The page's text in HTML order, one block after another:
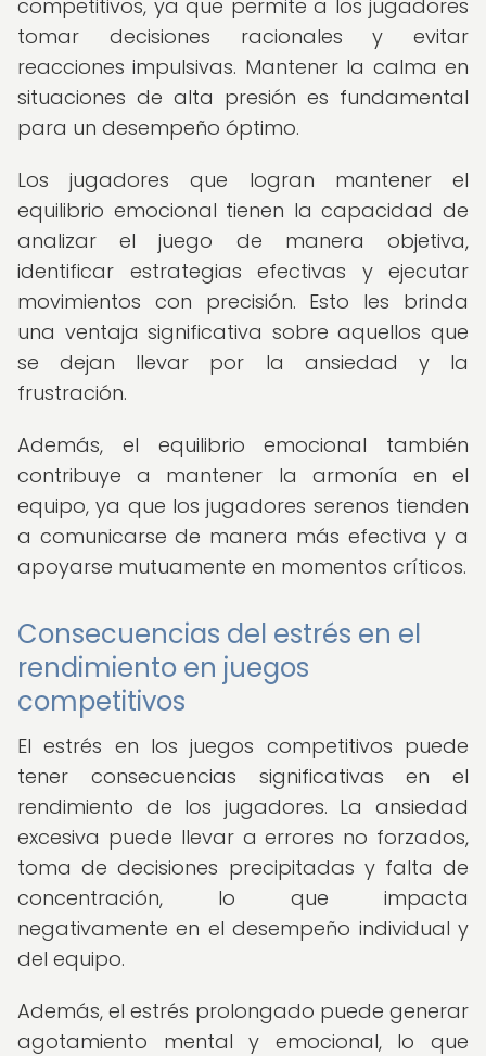
competitivos, ya que permite a los jugadores
tomar decisiones racionales y evitar
reacciones impulsivas. Mantener la calma en
situaciones de alta presión es fundamental
para un desempeño óptimo.
Los jugadores que logran mantener el
equilibrio emocional tienen la capacidad de
analizar el juego de manera objetiva,
identificar estrategias efectivas y ejecutar
movimientos con precisión. Esto les brinda
una ventaja significativa sobre aquellos que
se dejan llevar por la ansiedad y la
frustración.
Además, el equilibrio emocional también
contribuye a mantener la armonía en el
equipo, ya que los jugadores serenos tienden
a comunicarse de manera más efectiva y a
apoyarse mutuamente en momentos críticos.
Consecuencias del estrés en el
rendimiento en juegos
competitivos
El estrés en los juegos competitivos puede
tener consecuencias significativas en el
rendimiento de los jugadores. La ansiedad
excesiva puede llevar a errores no forzados,
toma de decisiones precipitadas y falta de
concentración, lo que impacta
negativamente en el desempeño individual y
del equipo.
Además, el estrés prolongado puede generar
agotamiento mental y emocional, lo que